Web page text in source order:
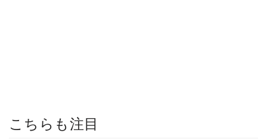
こちらも注目